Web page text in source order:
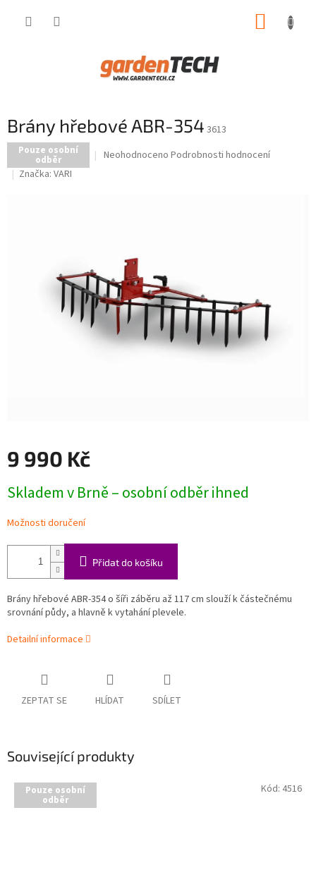
Brány hřebové ABR-354 3613
Pouze osobní
odběr
Průměrné
Neohodnoceno Podrobnosti hodnocení
Značka: VARI
9 990 Kč
cena:
Skladem v Brně – osobní odběr ihned
Možnosti doručení
Přidat do košíku
Brány hřebové ABR-354 o šíři záběru až 117 cm slouží k částečnému
srovnání půdy, a hlavně k vytahání plevele.
Detailní informace
ZEPTAT SE HLÍDAT SDÍLET
Související produkty
Pouze osobní
odběr
Kód: 4516